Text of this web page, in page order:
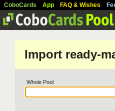
CoboCards App FAQ & Wishes
Import ready-
Whole Pool